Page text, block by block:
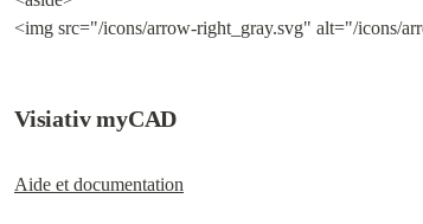
<img src="/icons/arrow-right_gray.svg" alt="/icons/
Visiativ myCAD
Aide et documentation